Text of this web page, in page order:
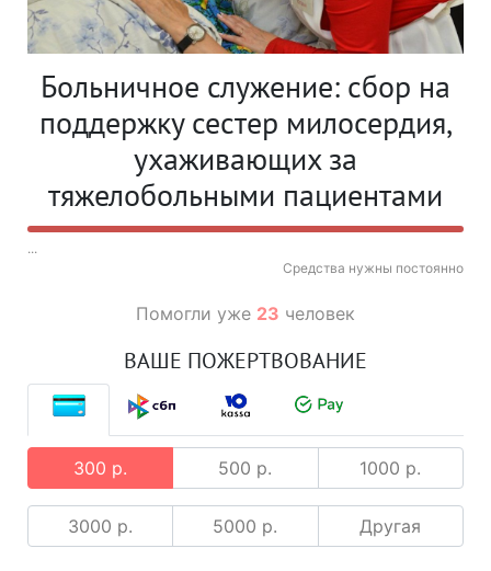
Больничное служение: сбор на
поддержку сестер милосердия,
ухаживающих за
тяжелобольными пациентами
...
Средства нужны постоянно
Помогли уже 23 человек
ВАШЕ ПОЖЕРТВОВАНИЕ
300 р. 500 р. 1000 р.
3000 р. 5000 р. Другая